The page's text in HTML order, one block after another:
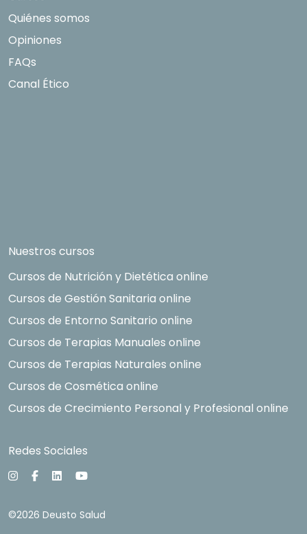
Quiénes somos
Opiniones
FAQs
Canal Ético
Nuestros cursos
Cursos de Nutrición y Dietética online
Cursos de Gestión Sanitaria online
Cursos de Entorno Sanitario online
Cursos de Terapias Manuales online
Cursos de Terapias Naturales online
Cursos de Cosmética online
Cursos de Crecimiento Personal y Profesional online
Redes Sociales
©2026 Deusto Salud